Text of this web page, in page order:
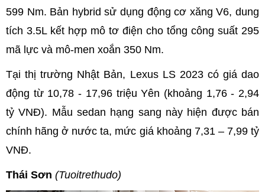
599 Nm. Bản hybrid sử dụng động cơ xăng V6, dung
tích 3.5L kết hợp mô tơ điện cho tổng công suất 295
mã lực và mô-men xoắn 350 Nm.
Tại thị trường Nhật Bản, Lexus LS 2023 có giá dao
động từ 10,78 - 17,96 triệu Yên (khoảng 1,76 - 2,94
tỷ VNĐ). Mẫu sedan hạng sang này hiện được bán
chính hãng ở nước ta, mức giá khoảng 7,31 – 7,99 tỷ
VNĐ.
Thái Sơn (Tuoitrethudo)